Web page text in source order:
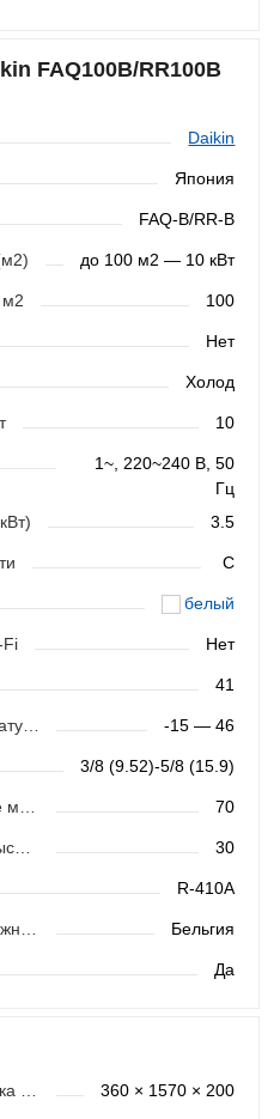
FAQ100B/RR100B
Daikin
Япония
FAQ-B/RR-B
до 100 м2 — 10 кВт
100
Нет
Холод
10
1~, 220~240 В, 50
Гц
3.5
C
белый
Fi Нет
41
Рабочий диапазон температур (охлаждение) -15 — 46
3/8 (9.52)-5/8 (15.9)
70
Максимальный перепад высот (м) 30
R-410A
Бельгия
Да
360 × 1570 × 200